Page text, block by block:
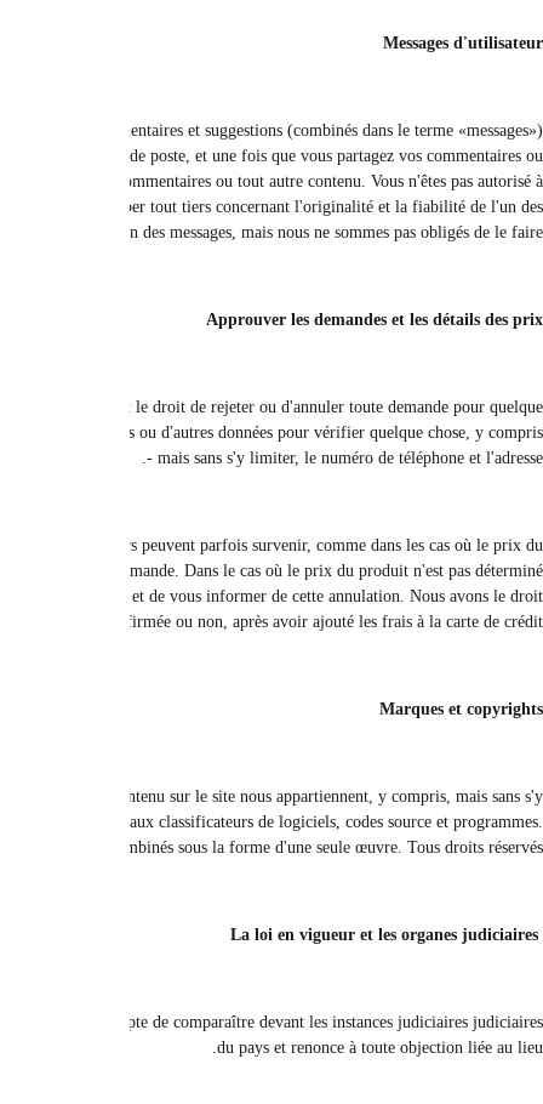
Tous vos messages sur le site et / ou ce que vous nous fournissez,
deviennent notre propriété unique et exclusive et ne vous appartiennent
critiques sur le site, vous nous accordez également le droit d'utiliser le
utiliser une fausse adresse e-mail, à prétendre que vous êtes une
Veuillez noter que dans certains cas, une demande peut ne pas être
raison que ce soit à tout moment. Avant d'accepter la demande, nous
Nous nous efforçons de fournir les informations de prix les plus précises
produit n'est pas correctement déterminé sur le site. Par
correctement, nous avons le droit, à notre seule discrétion, de vous
Tous les droits de propriété intellectuelle, qu'ils soient enregistrés ou
limiter, les textes, graphiques, programmes, images, vidéos, musique
Tous les
Ces termes et conditions sont interprétés et appliqués conformément aux